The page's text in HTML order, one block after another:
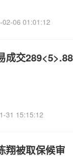
02-06 01:01:12
成交
31 15:15:12
翔被取保候审